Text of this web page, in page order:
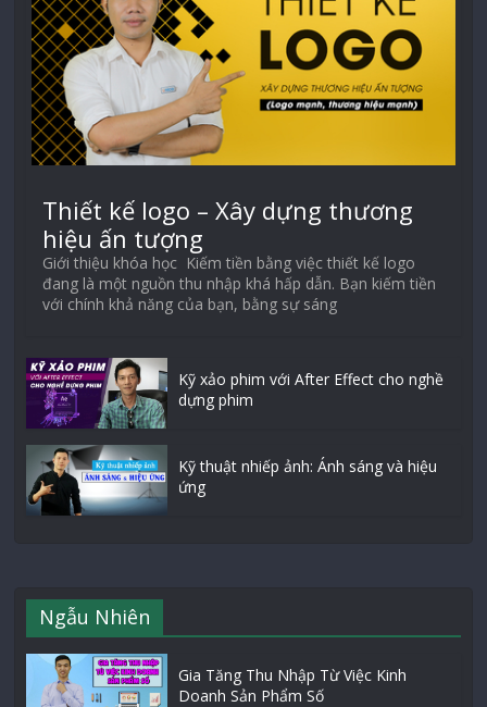
Thiết kế logo – Xây dựng thương
hiệu ấn tượng
Giới thiệu khóa học Kiếm tiền bằng việc thiết kế logo
đang là một nguồn thu nhập khá hấp dẫn. Bạn kiếm tiền
với chính khả năng của bạn, bằng sự sáng
Kỹ xảo phim với After Effect cho nghề
dựng phim
Kỹ thuật nhiếp ảnh: Ánh sáng và hiệu
ứng
Ngẫu Nhiên
Gia Tăng Thu Nhập Từ Việc Kinh
Doanh Sản Phẩm Số